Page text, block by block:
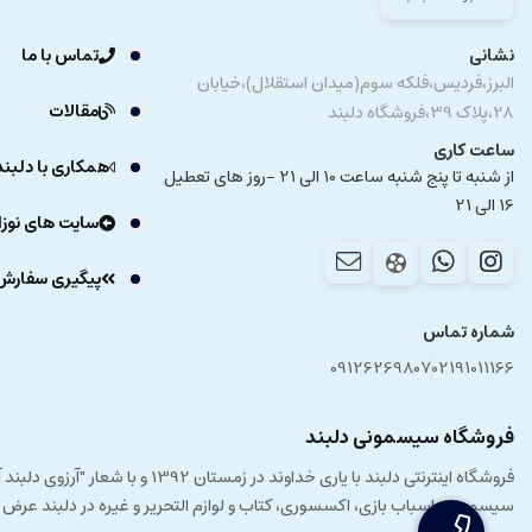
رنگ زمینه شیری و نسکافه ای مایل طوسی
مشخصات شلوار نوزادی :
ساده
پشت شلوار دارای تکه دوزی
کمرکش
یقه فرشته
آستین کوتاه
جلوبسته
نشانی
البرز،فردیس،فلکه سوم(میدان استقلال)،خیابان
28،پلاک 39،فروشگاه دلبند
ساعت کاری
از شنبه تا پنج شنبه ساعت 10 الی 21 -روز های تعطیل
16 الی 21
شماره تماس
02191011166
09126269807
تماس با ما
مقالات
همکاری با
سایت های
پیگیری
فروشگاه سیسمونی دلبند
فروشگاه اینترنتی دلبند
سیسمونی، اسباب بازی، اکسسوری، کتاب و لوازم التحریر و غیره در دلبند عرض